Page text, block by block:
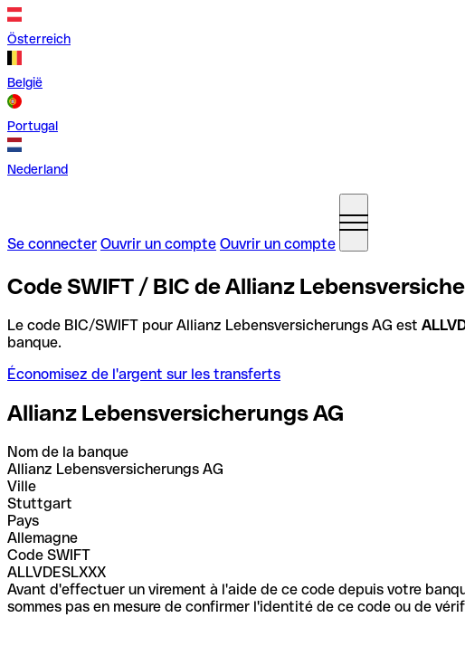
Österreich
België
Portugal
Nederland
Se connecter Ouvrir un compte Ouvrir un compte
Code SWIFT / BIC de Allianz
Le code BIC/SWIFT pour Allianz Lebensversicherungs AG est
banque.
Économisez de l'argent sur les transferts
Allianz Lebensversicherungs AG
Nom de la banque
Allianz Lebensversicherungs AG
Ville
Stuttgart
Pays
Allemagne
Code SWIFT
ALLVDESLXXX
Avant d'effectuer un virement à l'aide de ce code depuis votre
sommes pas en mesure de confirmer l'identité de ce code ou de